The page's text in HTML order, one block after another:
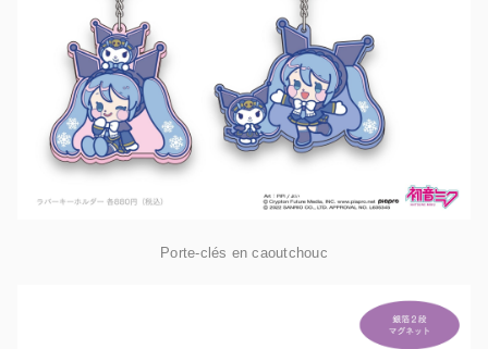
Porte-clés en caoutchouc